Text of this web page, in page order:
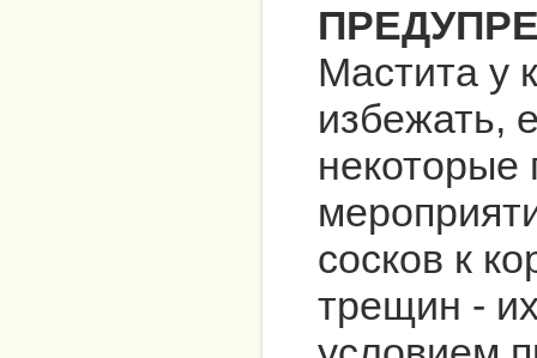
Мастита у
избежать,
некоторые
сосков к
трещин -